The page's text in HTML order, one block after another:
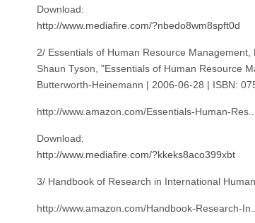
Download:
http://www.mediafire.com/?nbedo8wm8spft0d
2/ Essentials of Human Resource Management,
Shaun Tyson, "Essentials of Human Resource
Butterworth-Heinemann | 2006-06-28 | ISBN:
http://www.amazon.com/Essentials-Human-
Download:
http://www.mediafire.com/?kkeks8aco399xbt
3/ Handbook of Research in International
http://www.amazon.com/Handbook-Research-